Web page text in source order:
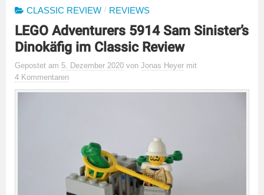
CLASSIC REVIEW / REVIEWS
LEGO Adventurers 5914 Sam Sinister’s
Dinokäfig im Classic Review
Gepostet am 5. Dezember 2020 von Jonas Heyer mit
4 Kommentaren